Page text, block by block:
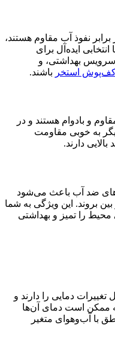
نفوذ آب مقاوم هستند،
ایده‌آل برای
سرویس بهداشتی، و
استخر باشند.
و بادوام هستند و در
به خوبی مقاومت
دارند.
ضد آب باعث می‌شود
بروند. این ویژگی به شما
محیط را تمیز و بهداشتی
تغییرات دمایی را دارند و
ممکن است دمای آن‌ها
با آب‌وهوای متغیر